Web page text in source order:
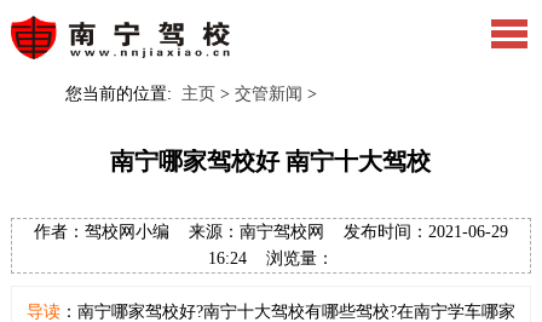
您当前的位置: 主页 > 交管新闻 >
南宁哪家驾校好 南宁十大驾校
作者：驾校网小编 来源：南宁驾校网 发布时间：2021-06-29
16:24 浏览量：
导读：南宁哪家驾校好?南宁十大驾校有哪些驾校?在南宁学车哪家